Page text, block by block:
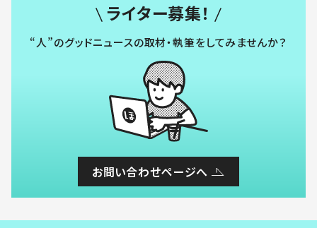
ライター募集！
“人”のグッドニュースの取材・執筆をしてみませんか？
お問い合わせページへ